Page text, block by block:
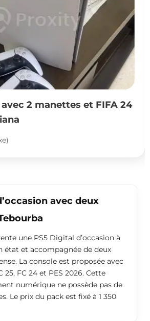
24
Nintendo Switch
avec deux
une PS5 Digital d’occasion à
état et accompagnée de deux
La console est proposée avec
25, FC 24 et PES 2026. Cette
numérique ne possède pas de
Le prix du pack est fixé à 1 350